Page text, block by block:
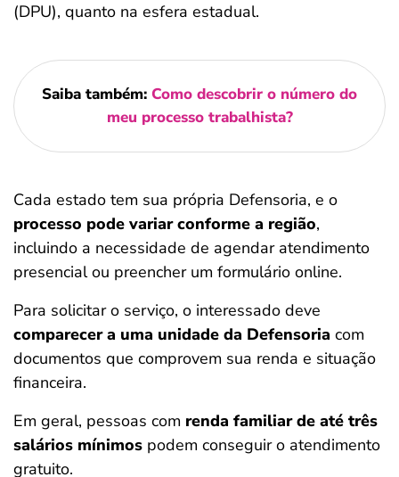
(DPU), quanto na esfera estadual​.
Saiba também: Como descobrir o número do
meu processo trabalhista?
Cada estado tem sua própria Defensoria, e o
processo pode variar conforme a região,
incluindo a necessidade de agendar atendimento
presencial ou preencher um formulário online.
Para solicitar o serviço, o interessado deve
comparecer a uma unidade da Defensoria com
documentos que comprovem sua renda e situação
financeira.
Em geral, pessoas com renda familiar de até três
salários mínimos podem conseguir o atendimento
gratuito.